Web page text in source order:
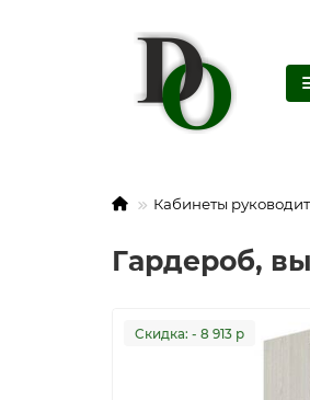
Кабинеты
Гардероб,
Cкидка: - 8 913 р